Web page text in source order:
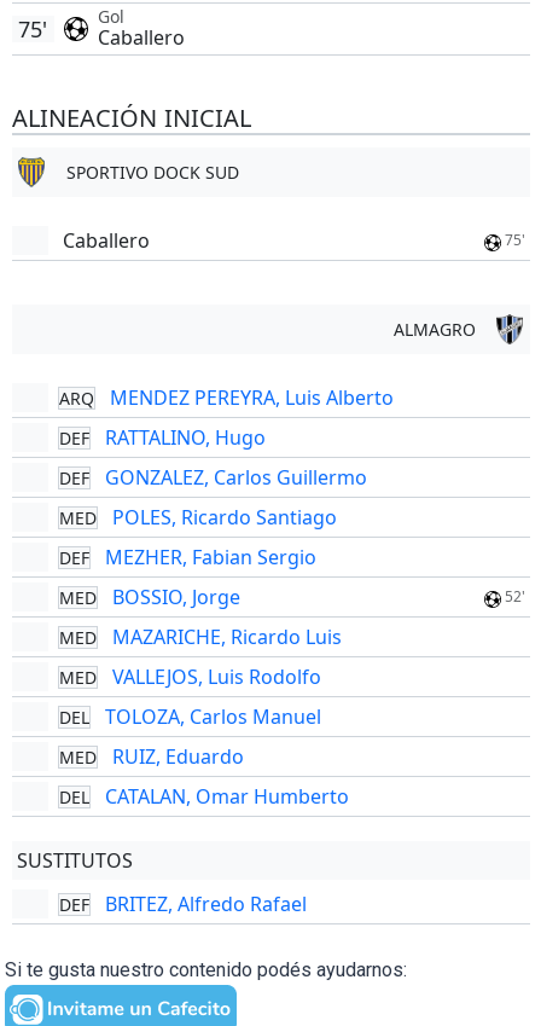
Gol
Caballero
75'
ALINEACIÓN INICIAL
SPORTIVO DOCK SUD
Caballero 75'
ALMAGRO
ARQ MENDEZ PEREYRA, Luis Alberto
DEF RATTALINO, Hugo
DEF GONZALEZ, Carlos Guillermo
MED POLES, Ricardo Santiago
DEF MEZHER, Fabian Sergio
MED BOSSIO, Jorge 52'
MED MAZARICHE, Ricardo Luis
MED VALLEJOS, Luis Rodolfo
DEL TOLOZA, Carlos Manuel
MED RUIZ, Eduardo
DEL CATALAN, Omar Humberto
SUSTITUTOS
DEF BRITEZ, Alfredo Rafael
Si te gusta nuestro contenido podés ayudarnos: